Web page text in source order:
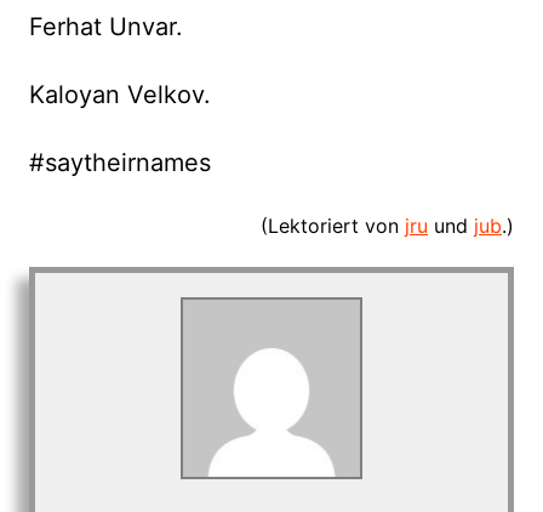
Ferhat Unvar.
Kaloyan Velkov.
#saytheirnames
(Lektoriert von jru und jub.)